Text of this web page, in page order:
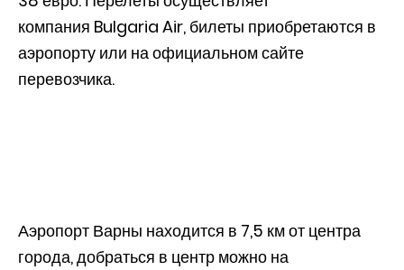
компания Bulgaria Air, билеты приобретаются в
аэропорту или на официальном сайте
перевозчика.
Аэропорт Варны находится в 7,5 км от центра
города, добраться в центр можно на